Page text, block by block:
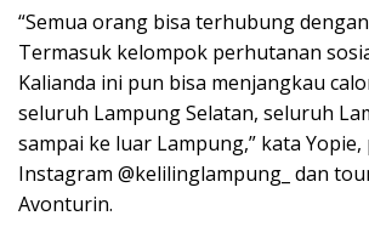
“Semua orang bisa terhubung
Termasuk kelompok perhutanan
Kalianda ini pun bisa menjangkau
seluruh Lampung Selatan, seluruh
sampai ke luar Lampung,” kata
Instagram @kelilinglampung_ dan
Avonturin.